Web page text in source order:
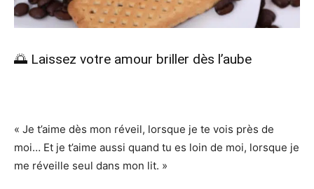
🌅 Laissez votre amour briller dès l’aube
« Je t’aime dès mon réveil, lorsque je te vois près de
moi… Et je t’aime aussi quand tu es loin de moi, lorsque je
me réveille seul dans mon lit. »